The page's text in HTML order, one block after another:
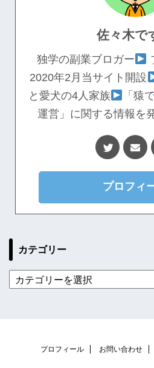
佐々木で
独学の副業ブロガー
2020年2月当サイト開設
と愛犬の4人家族
「猿
運営」に関する情報を
プロフィ
カテゴリー
プロフィール お問い合わせ